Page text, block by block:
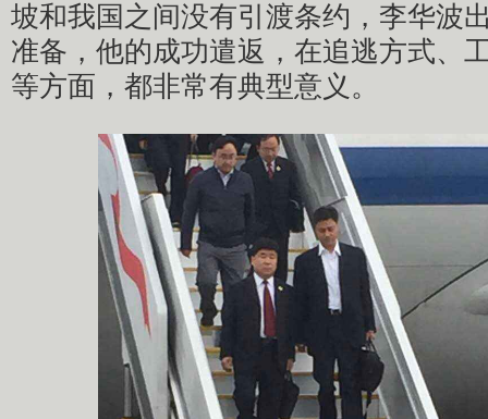
坡和我国之间没有引渡条约，李华波
准备，他的成功遣返，在追逃方式、
等方面，都非常有典型意义。